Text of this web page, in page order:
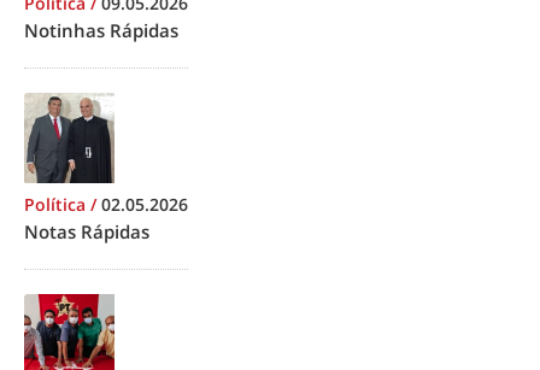
Notinhas Rápidas
Política /02.05.2026
Notas Rápidas